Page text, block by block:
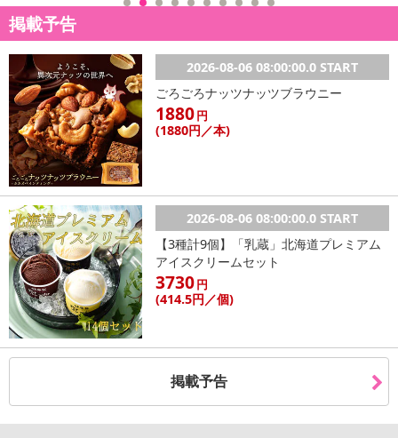
掲載予告
2026-08-06 08:00:00.0 START
ごろごろナッツナッツブラウニー
1880円
(1880円 ／本)
2026-08-06 08:00:00.0 START
【3種計9個】「乳蔵」北海道プレミアム
アイスクリームセット
3730円
(414.5円／個)
掲載予告